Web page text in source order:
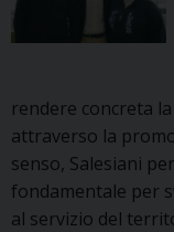
rendere concreta
attraverso la
senso, Salesiani
fondamentale per
al servizio del